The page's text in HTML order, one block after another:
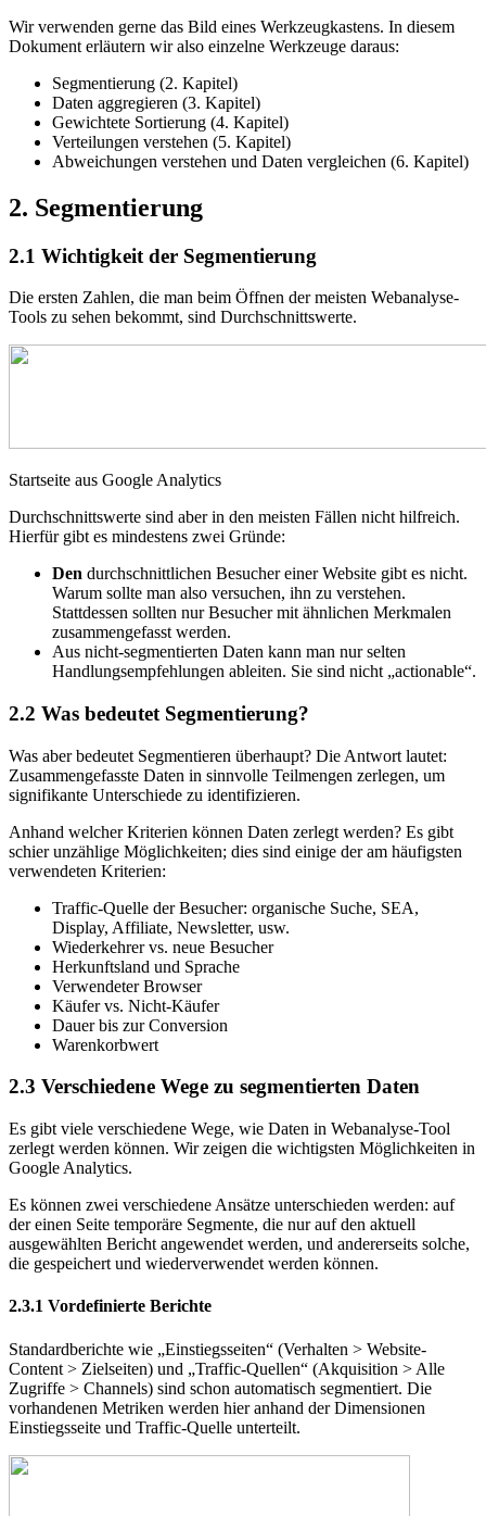
Wir verwenden gerne das Bild eines Werkzeugkastens. In diesem
Dokument erläutern wir also einzelne Werkzeuge daraus:
Segmentierung (2. Kapitel)
Daten aggregieren (3. Kapitel)
Gewichtete Sortierung (4. Kapitel)
Verteilungen verstehen (5. Kapitel)
Abweichungen verstehen und Daten vergleichen (6. Kapitel)
2. Segmentierung
2.1 Wichtigkeit der Segmentierung
Die ersten Zahlen, die man beim Öffnen der meisten Webanalyse-
Tools zu sehen bekommt, sind Durchschnittswerte.
Startseite aus Google Analytics
Durchschnittswerte sind aber in den meisten Fällen nicht hilfreich.
Hierfür gibt es mindestens zwei Gründe:
Den durchschnittlichen Besucher einer Website gibt es nicht.
Warum sollte man also versuchen, ihn zu verstehen.
Stattdessen sollten nur Besucher mit ähnlichen Merkmalen
zusammengefasst werden.
Aus nicht-segmentierten Daten kann man nur selten
Handlungsempfehlungen ableiten. Sie sind nicht „actionable“.
2.2 Was bedeutet Segmentierung?
Was aber bedeutet Segmentieren überhaupt? Die Antwort lautet:
Zusammengefasste Daten in sinnvolle Teilmengen zerlegen, um
signifikante Unterschiede zu identifizieren.
Anhand welcher Kriterien können Daten zerlegt werden? Es gibt
schier unzählige Möglichkeiten; dies sind einige der am häufigsten
verwendeten Kriterien:
Traffic-Quelle der Besucher: organische Suche, SEA,
Display, Affiliate, Newsletter, usw.
Wiederkehrer vs. neue Besucher
Herkunftsland und Sprache
Verwendeter Browser
Käufer vs. Nicht-Käufer
Dauer bis zur Conversion
Warenkorbwert
2.3 Verschiedene Wege zu segmentierten Daten
Es gibt viele verschiedene Wege, wie Daten in Webanalyse-Tool
zerlegt werden können. Wir zeigen die wichtigsten Möglichkeiten in
Google Analytics.
Es können zwei verschiedene Ansätze unterschieden werden: auf
der einen Seite temporäre Segmente, die nur auf den aktuell
ausgewählten Bericht angewendet werden, und andererseits solche,
die gespeichert und wiederverwendet werden können.
2.3.1 Vordefinierte Berichte
Standardberichte wie „Einstiegsseiten“ (Verhalten > Website-
Content > Zielseiten) und „Traffic-Quellen“ (Akquisition > Alle
Zugriffe > Channels) sind schon automatisch segmentiert. Die
vorhandenen Metriken werden hier anhand der Dimensionen
Einstiegsseite und Traffic-Quelle unterteilt.